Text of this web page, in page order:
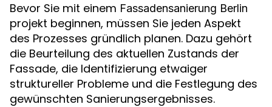
Bevor Sie mit einem Fassadensanierung Berlin
projekt beginnen, müssen Sie jeden Aspekt
des Prozesses gründlich planen. Dazu gehört
die Beurteilung des aktuellen Zustands der
Fassade, die Identifizierung etwaiger
struktureller Probleme und die Festlegung des
gewünschten Sanierungsergebnisses.